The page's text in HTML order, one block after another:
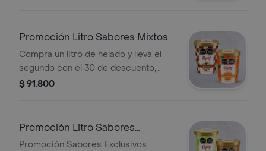
Promoción Litro Sabores Mixtos
Compra un litro de helado y lleva el
segundo con el 30 de descuento,
sabores surtidos
$ 91.800
Promoción Litro Sabores
Exclusivos
Promoción Sabores Exclusivos